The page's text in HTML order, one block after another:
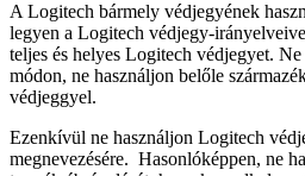
A Logitech bármely védjegyének
legyen a Logitech védjegy-
teljes és helyes Logitech védjegyet.
módon, ne használjon belőle
védjeggyel.
Ezenkívül ne használjon Logitech
megnevezésére. Hasonlóképpen, ne